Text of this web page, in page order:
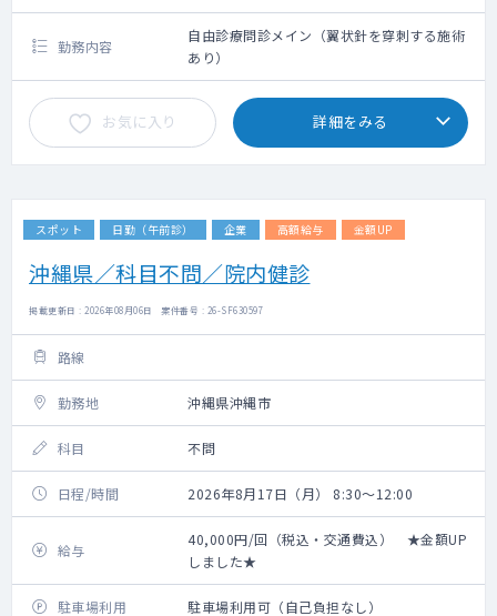
クシー利用要相談
勤務内容
自由診療問診メイン（翼状針を穿刺する施術
あり）
お気に入り 詳細をみる
スポット 日勤（午前診） 企業 高額給与 金額UP
沖縄県／科目不問／院内健診
掲載更新日 : 2026年08月06日 案件番号 : 26-SF630597
路線
勤務地 沖縄県沖縄市
科目 不問
日程/時間 2026年8月17日（月） 8:30～12:00
給与
40,000円/回（税込・交通費込） ★金額UP
しました★
駐車場利用 駐車場利用可（自己負担なし）